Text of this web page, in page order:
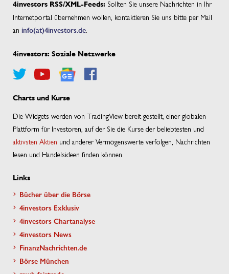
4investors RSS/XML-Feeds: Sollten Sie unsere Nachrichten in Ihr
Internetportal übernehmen wollen, kontaktieren Sie uns bitte per Mail
an info(at)4investors.de.
4investors: Soziale Netzwerke
Charts und Kurse
Die Widgets werden von TradingView bereit gestellt, einer globalen
Plattform für Investoren, auf der Sie die Kurse der beliebtesten und
aktivsten Aktien und anderer Vermögenswerte verfolgen, Nachrichten
lesen und Handelsideen finden können.
Links
Bücher über die Börse
4investors Exklusiv
4investors Chartanalyse
4investors News
FinanzNachrichten.de
Börse München